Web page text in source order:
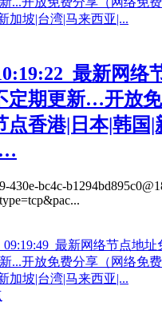
最新网络
期更新…开放
点香港|日本|韩国|
430e-bc4c-